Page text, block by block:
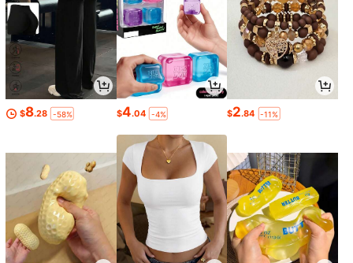
$8.28 -58% $4.04 -4% $2.84 -11%